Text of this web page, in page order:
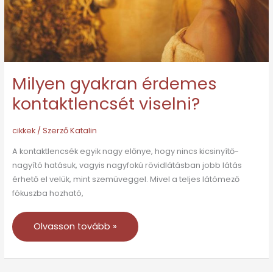
Milyen gyakran érdemes
kontaktlencsét viselni?
cikkek/ SzerzőKatalin
A kontaktlencsék egyik nagy előnye, hogy nincs kicsinyítő-
nagyító hatásuk, vagyis nagyfokú rövidlátásban jobb látás
érhető el velük, mint szemüveggel. Mivel a teljes látómező
fókuszba hozható,
Olvasson tovább »